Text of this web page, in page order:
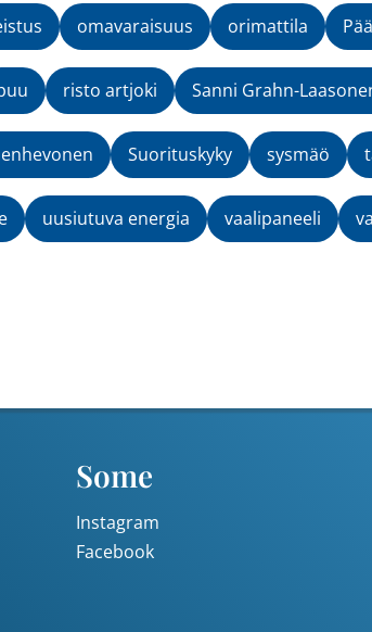
omavaraisuus orimattila
risto artjoki Sanni Grahn-
Suorituskyky sysmäö
uusiutuva energia vaalipaneeli
Some
Instagram
Facebook